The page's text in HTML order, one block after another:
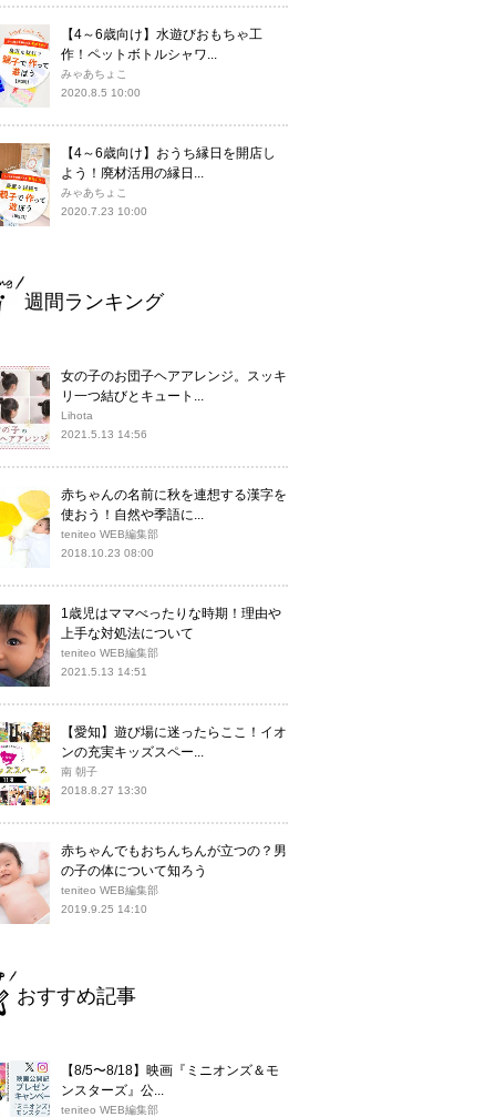
【4～6歳向け】水遊びおもちゃ工
作！ペットボトルシャワ...
みゃあちょこ
2020.8.5 10:00
【4～6歳向け】おうち縁日を開店し
よう！廃材活用の縁日...
みゃあちょこ
2020.7.23 10:00
週間ランキング
女の子のお団子ヘアアレンジ。スッキ
リ一つ結びとキュート...
Lihota
2021.5.13 14:56
赤ちゃんの名前に秋を連想する漢字を
使おう！自然や季語に...
teniteo WEB編集部
2018.10.23 08:00
1歳児はママべったりな時期！理由や
上手な対処法について
teniteo WEB編集部
2021.5.13 14:51
【愛知】遊び場に迷ったらここ！イオ
ンの充実キッズスペー...
南 朝子
2018.8.27 13:30
赤ちゃんでもおちんちんが立つの？男
の子の体について知ろう
teniteo WEB編集部
2019.9.25 14:10
おすすめ記事
【8/5〜8/18】映画『ミニオンズ＆モ
ンスターズ』公...
teniteo WEB編集部